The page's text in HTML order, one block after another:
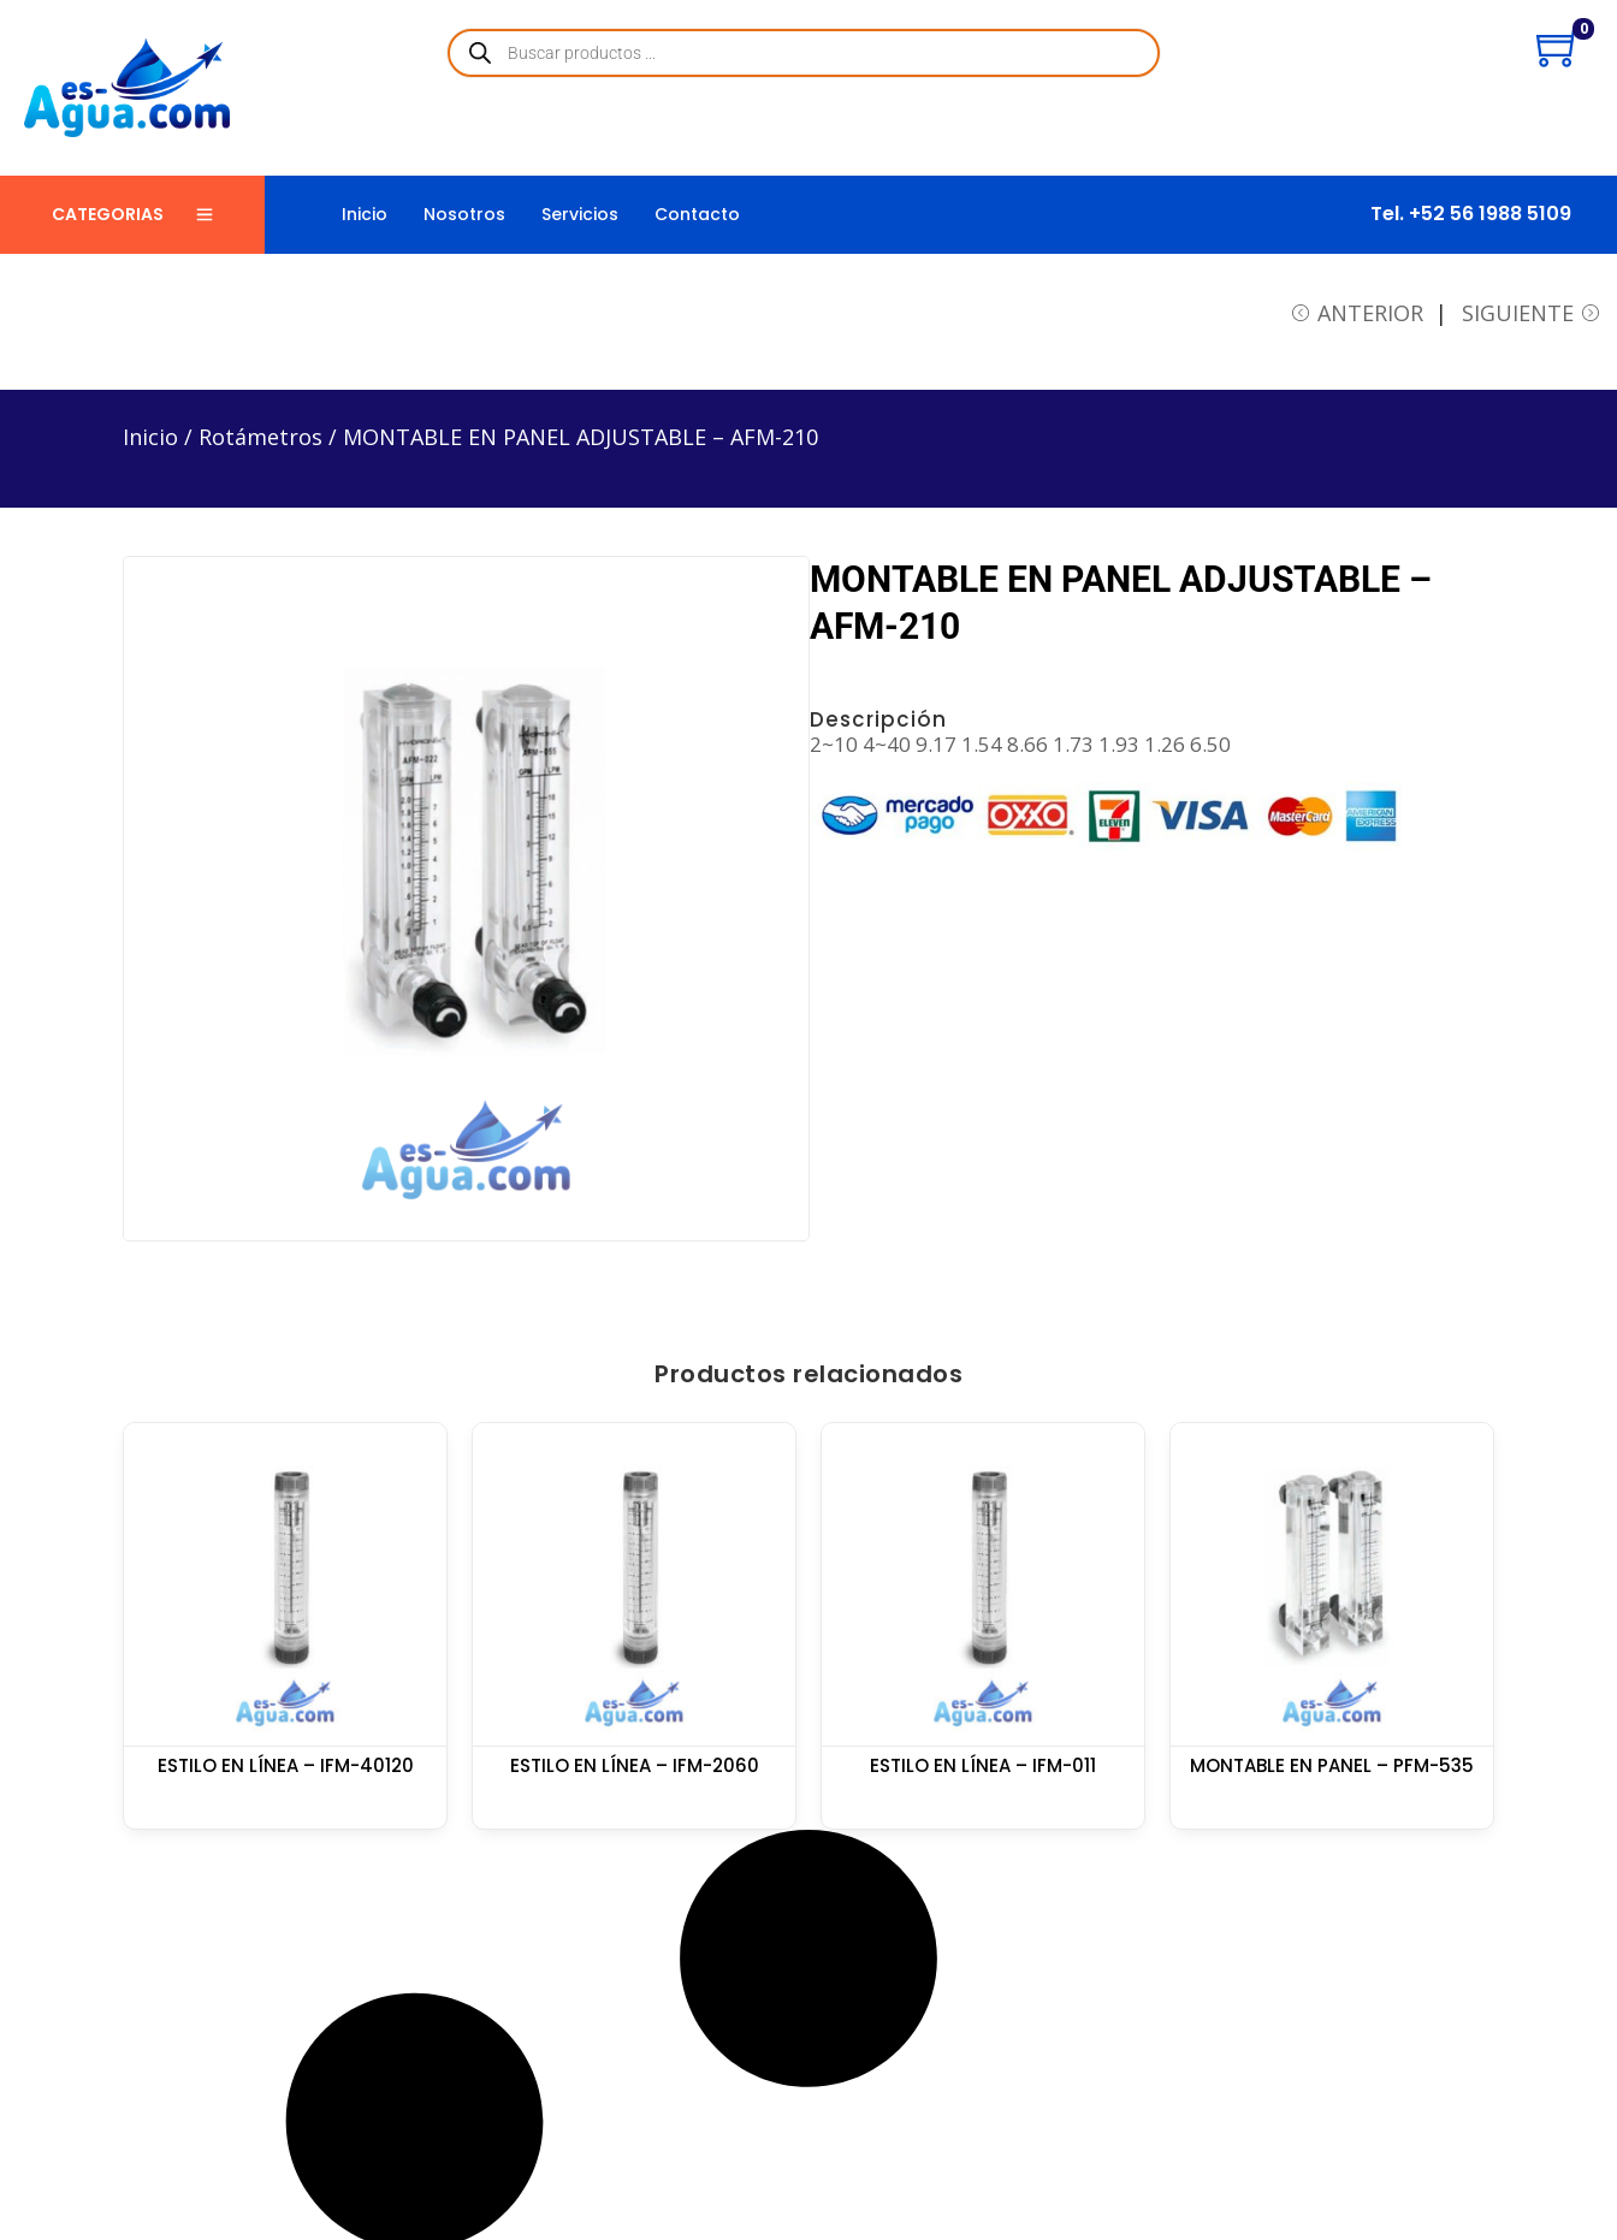
0
CATEGORIAS Inicio Nosotros Servicios Contacto Tel. +52 56 1988 5109
ANTERIOR SIGUIENTE
Inicio / Rotámetros / MONTABLE EN PANEL ADJUSTABLE – AFM-210
MONTABLE EN PANEL ADJUSTABLE –
AFM-210
Descripción
2~10 4~40 9.17 1.54 8.66 1.73 1.93 1.26 6.50
Productos relacionados
ESTILO EN LÍNEA – IFM-40120 ESTILO EN LÍNEA – IFM-2060 ESTILO EN LÍNEA – IFM-011 MONTABLE EN PANEL – PFM-535